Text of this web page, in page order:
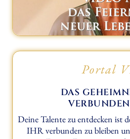
Portal
DAS
Deine Talente zu entdecken ist
IHR verbunden zu bleiben